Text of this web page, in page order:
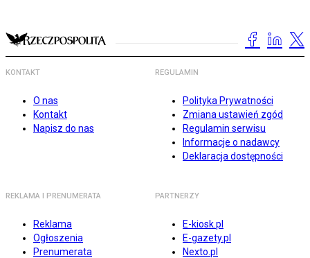
KONTAKT
O nas
Kontakt
Napisz do nas
REGULAMIN
Polityka Prywatności
Zmiana ustawień zgód
Regulamin serwisu
Informacje o nadawcy
Deklaracja dostępności
REKLAMA I PRENUMERATA
Reklama
Ogłoszenia
Prenumerata
PARTNERZY
E-kiosk.pl
E-gazety.pl
Nexto.pl